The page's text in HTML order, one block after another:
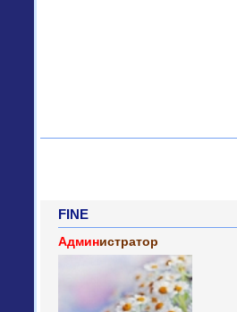
FINE
Администратор